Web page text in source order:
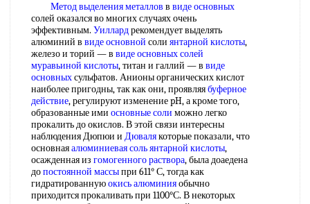
Метод выделения металлов в виде основных
солей оказался во многих случаях очень
эффективным. Уиллардрекомендует выделять
алюминий в виде основной соли янтарной кислоты,
железо и торий — в виде основныхсолей
муравьиной кислоты, титан и галлий — в виде
основныхсульфатов. Анионы органических кислот
наиболее пригодны, так как они, проявляябуферное
действие, регулируют изменение pH, а кроме того,
образованные ими основные соли можно легко
прокалить до окислов. В этой связи интересны
наблюдения Дюпюи и Дювалякоторые показали, что
основнаяалюминиевая сольянтарной кислоты,
осажденная из гомогенного раствора, была доаедена
допостоянной массыпри 611° С, тогда как
гидратированнуюокись алюминияобычно
приходится прокаливать при 1100°С. В некоторых